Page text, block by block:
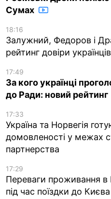
Сумах
18:16
Залужний, Федоров і
рейтинг довіри
17:49
За кого українці
до Ради: новий рейтинг
17:33
Україна та Норвегія
домовленості у межах
партнерства
17:29
Переваги проживання в
під час поїздки до Києва